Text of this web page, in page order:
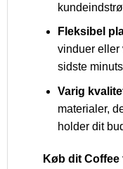
Fleksibel
vinduer eller
sidste
Varig
materialer,
holder dit
Køb dit